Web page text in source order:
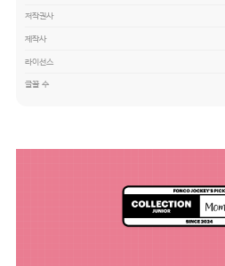
저작권사
제작사
라이선스
글꼴 수